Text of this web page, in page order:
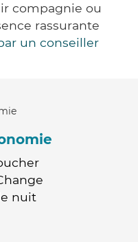
compagnie ou
rassurante
un conseiller
nuit